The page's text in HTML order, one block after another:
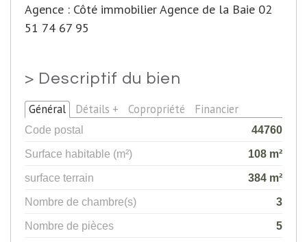
Agence : Côté immobilier Agence de la Baie 02
51 74 67 95
> Descriptif du bien
Général Détails + Copropriété Financier
Code postal
44760
Surface habitable (m²)
108 m²
surface terrain
384 m²
Nombre de chambre(s)
3
Nombre de pièces
5